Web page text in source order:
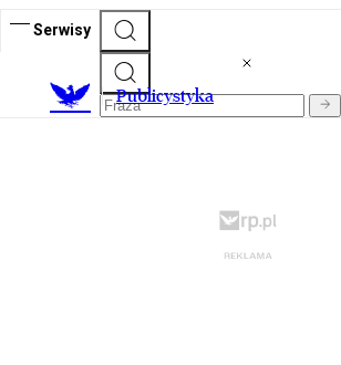
Serwisy
Publicystyka